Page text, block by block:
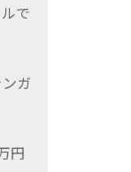
で
ガ
円